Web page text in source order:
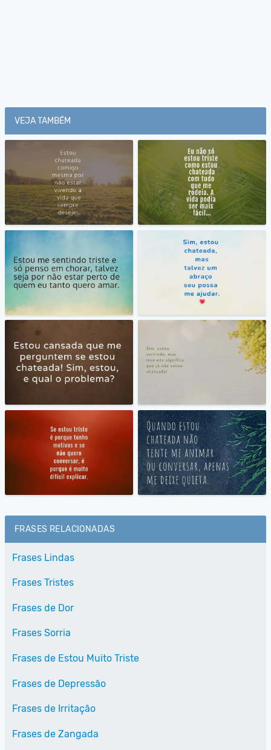
VEJA TAMBÉM
FRASES RELACIONADAS
Frases Lindas
Frases Tristes
Frases de Dor
Frases Sorria
Frases de Estou Muito Triste
Frases de Depressão
Frases de Irritação
Frases de Zangada